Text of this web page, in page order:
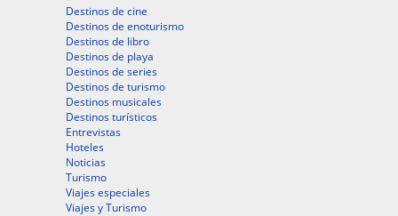
Destinos de cine
Destinos de enoturismo
Destinos de libro
Destinos de playa
Destinos de series
Destinos de turismo
Destinos musicales
Destinos turísticos
Entrevistas
Hoteles
Noticias
Turismo
Viajes especiales
Viajes y Turismo